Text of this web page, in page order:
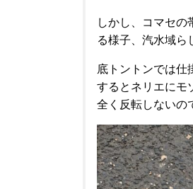
しかし、コマセの
る様子、汽水域ら
底トントンでは仕
するとネリエにモ
全く反転しないの